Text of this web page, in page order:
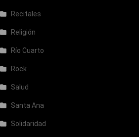
Recitales
Religión
Río Cuarto
Rock
Salud
Santa Ana
Solidaridad